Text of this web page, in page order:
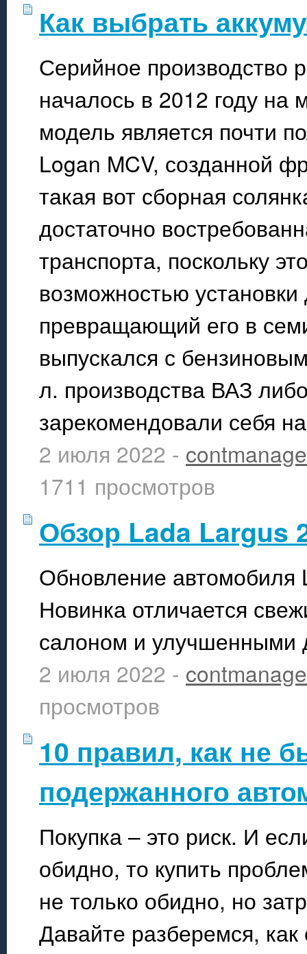
Как выбрать
Серийное производство
началось в 2012 году
модель является почти
Logan MCV, созданной
такая вот сборная
достаточно
транспорта, поскольку
возможностью
превращающий его в
выпускался с
л. производства ВАЗ
зарекомендовали себя
2 июля 2022 -
1711 просмотров
Обзор Lada Largus
Обновление автомобиля
Новинка отличается
салоном и улучшенными
2 июля 2022 -
просмотров
10 правил, как не
подержанного
Покупка – это риск. И
обидно, то купить
не только обидно, но
Давайте разберемся,